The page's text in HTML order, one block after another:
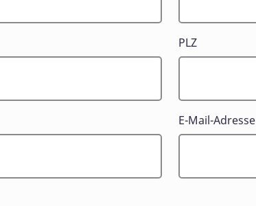
PLZ
E-Mail-Adresse